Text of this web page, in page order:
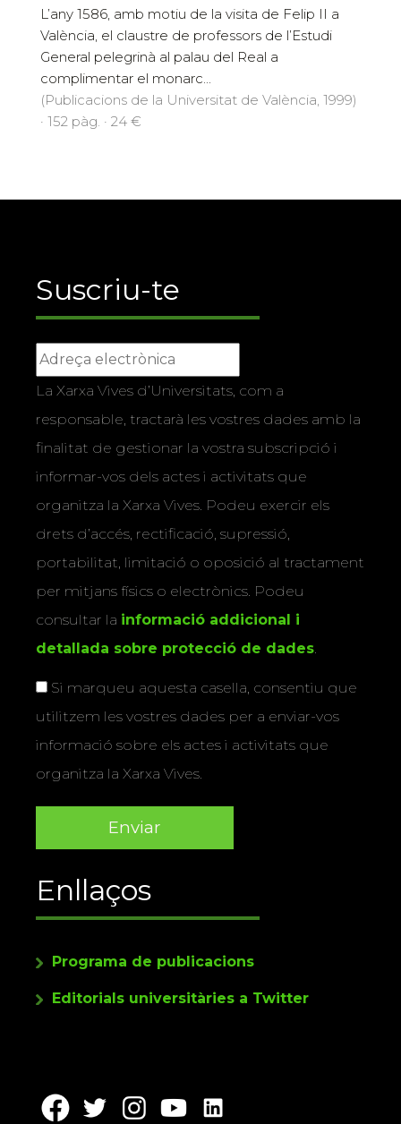
L’any 1586, amb motiu de la visita de Felip II a
València, el claustre de professors de l’Estudi
General pelegrinà al palau del Real a
complimentar el monarc...
(Publicacions de la Universitat de València, 1999)
· 152 pàg. · 24 €
Suscriu-te
La Xarxa Vives d’Universitats, com a
responsable, tractarà les vostres dades amb la
finalitat de gestionar la vostra subscripció i
informar-vos dels actes i activitats que
organitza la Xarxa Vives. Podeu exercir els
drets d’accés, rectificació, supressió,
portabilitat, limitació o oposició al tractament
per mitjans físics o electrònics. Podeu
consultar la informació addicional i
detallada sobre protecció de dades.
Si marqueu aquesta casella, consentiu que
utilitzem les vostres dades per a enviar-vos
informació sobre els actes i activitats que
organitza la Xarxa Vives.
Enllaços
Programa de publicacions
Editorials universitàries a Twitter